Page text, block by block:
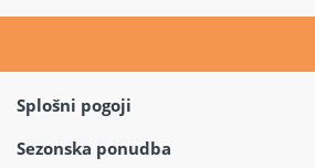
Splošni pogoji
Plačila / Dostava
Sezonska ponudba